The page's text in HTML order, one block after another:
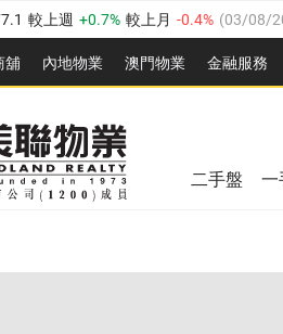
較上週 0.7% 較上月 -0.4% (03/08/
較上週 0% 較上月 0.4% (03/08/
較上週 -0.3% 較上月 -0.8% (03/08/
較上週 -0.1%
較上週 0.1% 0.9% 03/
較上週 0.7% 較上月
舖 內地物業 澳門物業 金融服務
較上週 0% 較上月
二手盤 一